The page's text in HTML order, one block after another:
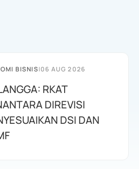
BISNIS|06 AUG 2026
RKAT
DIREVISI
DSI DAN